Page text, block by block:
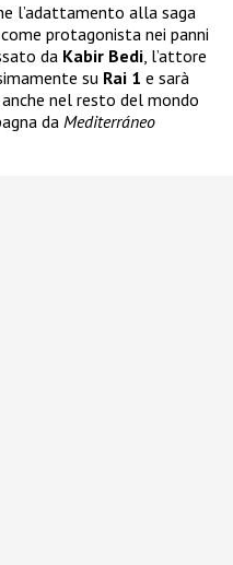
l’adattamento alla saga
protagonista nei panni
da Kabir Bedi, l’attore
su Rai 1 e sarà
nel resto del mondo
da Mediterráneo